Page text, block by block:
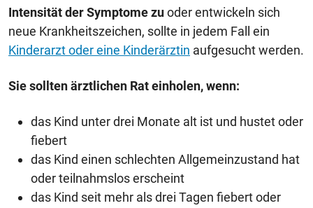
Intensität der Symptome zuoder entwickeln sich
neue Krankheitszeichen, sollte in jedem Fall ein
Kinderarzt oder eine Kinderärztin aufgesucht werden.
Sie sollten ärztlichen Rat einholen, wenn:
das Kind unter drei Monate alt ist und hustet oder
fiebert
das Kind einen schlechten Allgemeinzustand hat
oder teilnahmslos erscheint
das Kind seit mehr als drei Tagen fiebert oder